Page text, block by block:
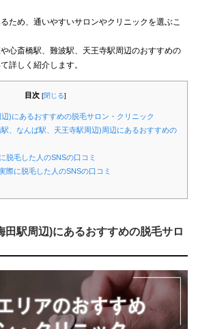
ため、通いやすいサロンやクリニックを選ぶこ
心斎橋駅、難波駅、天王寺駅周辺のおすすめの
詳しく紹介します。
目次 [閉じる]
)にあるおすすめの脱毛サロン・クリニック
、なんば駅、天王寺駅周辺)周辺にあるおすすめの
脱毛した人のSNSの口コミ
際に脱毛した人のSNSの口コミ
田駅周辺)にあるおすすめの脱毛サロ